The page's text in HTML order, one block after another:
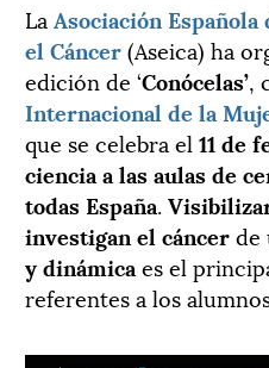
La Asociación
el Cáncer(Aseica) ha
edición de ‘Conócelas’,
Internacional de la
que se celebra el 11 de
ciencia a las aulas de
todas España.
investigan el cáncerde
y dinámica es el
referentes a los